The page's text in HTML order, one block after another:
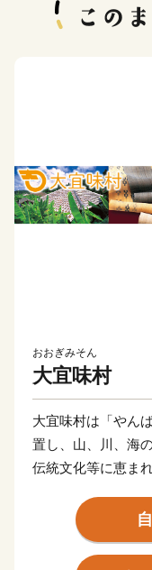
おおぎみそん
大宜味村
大宜味村は「やん
置し、山、川、海
伝統文化等に恵ま
シークヮーサー生
工芸も盛んで沖縄
如嘉の芭蕉布」と